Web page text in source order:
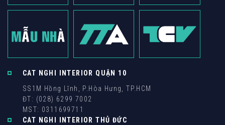
CAT NGHI INTERIOR QUẬN 10
SS1M Hồng Lĩnh, P.Hòa Hưng, TP.HCM
ĐT: (028) 6299 7002
MST: 0311699711
CAT NGHI INTERIOR THỦ ĐỨC